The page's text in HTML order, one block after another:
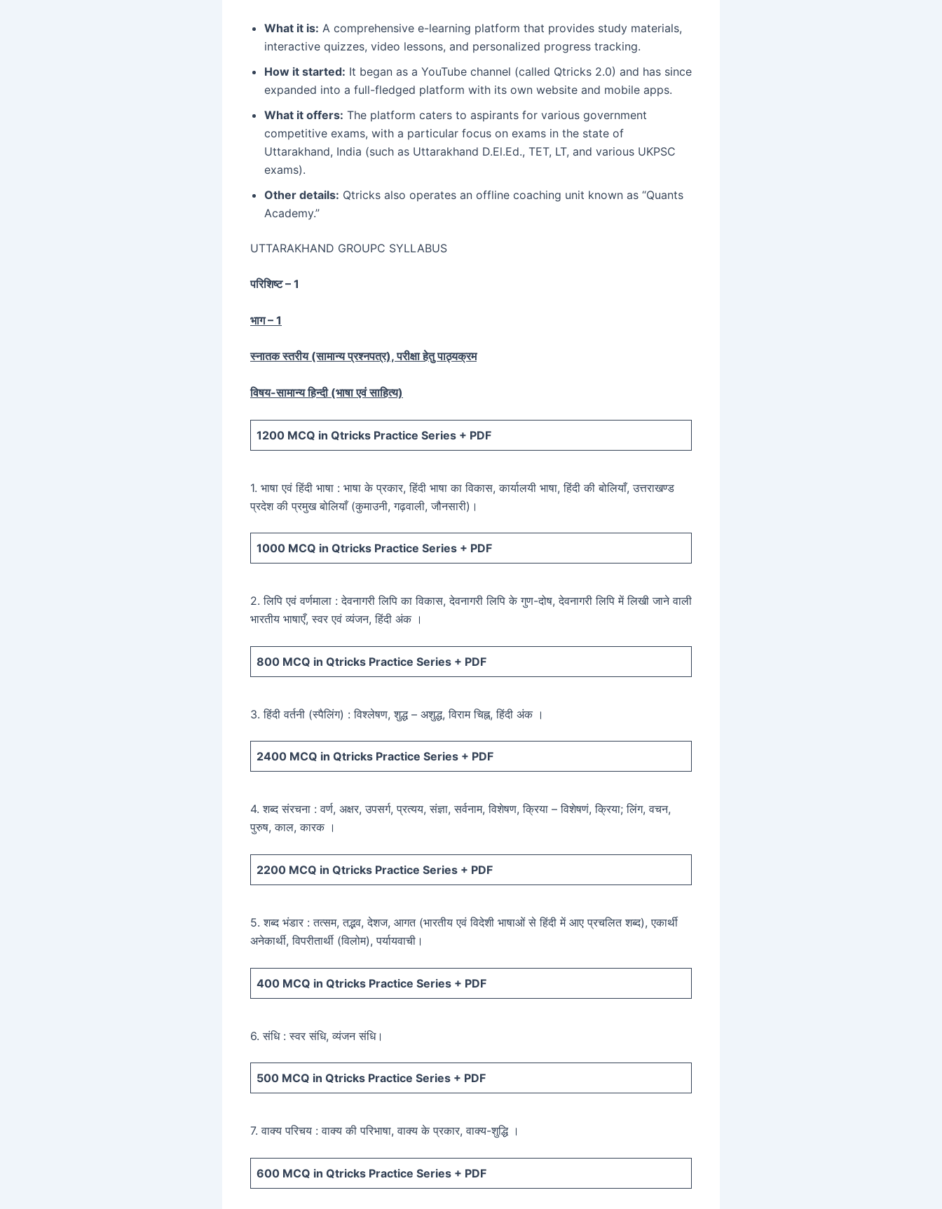
What it is: A comprehensive e-learning platform that provides study materials,
interactive quizzes, video lessons, and personalized progress tracking.
How it started: It began as a YouTube channel (called Qtricks 2.0) and has since
expanded into a full-fledged platform with its own website and mobile apps.
What it offers: The platform caters to aspirants for various government
competitive exams, with a particular focus on exams in the state of
Uttarakhand, India (such as Uttarakhand D.El.Ed., TET, LT, and various UKPSC
exams).
Other details: Qtricks also operates an offline coaching unit known as “Quants
Academy.”
UTTARAKHAND GROUPC SYLLABUS
परिशिष्ट – 1
भाग – 1
स्नातक स्तरीय (सामान्य प्रश्नपत्र), परीक्षा हेतु पाठ्यक्रम
विषय-सामान्य हिन्दी (भाषा एवं साहित्य)
1200 MCQ in Qtricks Practice Series + PDF
1. भाषा एवं हिंदी भाषा : भाषा के प्रकार, हिंदी भाषा का विकास, कार्यालयी भाषा, हिंदी की बोलियाँ, उत्तराखण्ड
प्रदेश की प्रमुख बोलियाँ (कुमाउनी, गढ़वाली, जौनसारी)।
1000 MCQ in Qtricks Practice Series + PDF
2. लिपि एवं वर्णमाला : देवनागरी लिपि का विकास, देवनागरी लिपि के गुण-दोष, देवनागरी लिपि में लिखी जाने वाली
भारतीय भाषाएँ, स्वर एवं व्यंजन, हिंदी अंक ।
800 MCQ in Qtricks Practice Series + PDF
3. हिंदी वर्तनी (स्पैलिंग) : विश्लेषण, शुद्ध – अशुद्ध, विराम चिह्न, हिंदी अंक ।
2400 MCQ in Qtricks Practice Series + PDF
4. शब्द संरचना : वर्ण, अक्षर, उपसर्ग, प्रत्यय, संज्ञा, सर्वनाम, विशेषण, क्रिया – विशेषणं, क्रिया; लिंग, वचन,
पुरुष, काल, कारक ।
2200 MCQ in Qtricks Practice Series + PDF
5. शब्द भंडार : तत्सम, तद्भव, देशज, आगत (भारतीय एवं विदेशी भाषाओं से हिंदी में आए प्रचलित शब्द), एकार्थी
अनेकार्थी, विपरीतार्थी (विलोम), पर्यायवाची।
400 MCQ in Qtricks Practice Series + PDF
6. संधि : स्वर संधि, व्यंजन संधि।
500 MCQ in Qtricks Practice Series + PDF
7. वाक्य परिचय : वाक्य की परिभाषा, वाक्य के प्रकार, वाक्य-शुद्धि ।
600 MCQ in Qtricks Practice Series + PDF